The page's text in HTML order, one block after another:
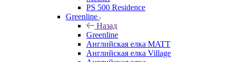
PS 500 Residence
Greenline
Назад
Greenline
Английская елка MATT
Английская елка Village